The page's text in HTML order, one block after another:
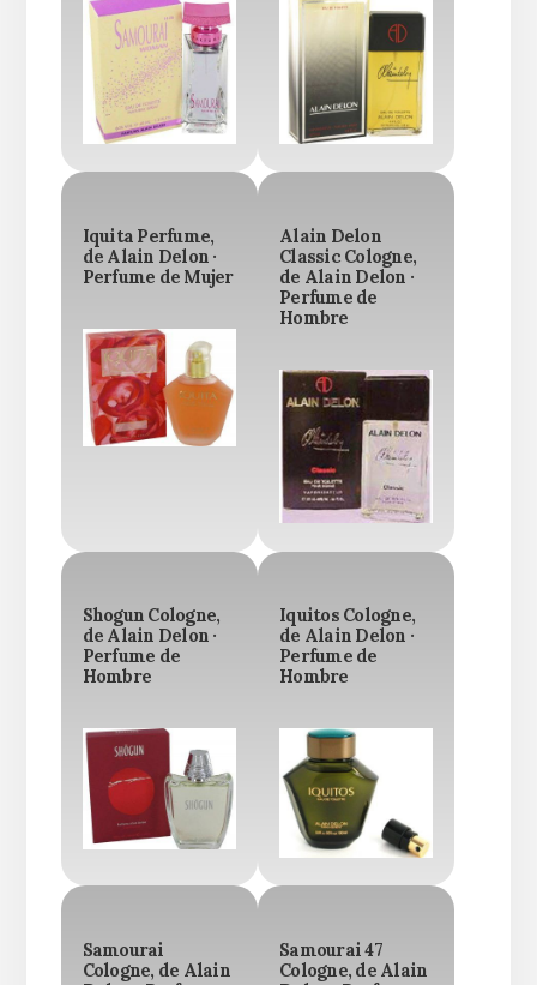
Iquita Perfume,
de Alain Delon ·
Perfume de Mujer
Alain Delon
Classic Cologne,
de Alain Delon ·
Perfume de
Hombre
Shogun Cologne,
de Alain Delon ·
Perfume de
Hombre
Iquitos Cologne,
de Alain Delon ·
Perfume de
Hombre
Samourai
Cologne, de Alain
Samourai 47
Cologne, de Alain